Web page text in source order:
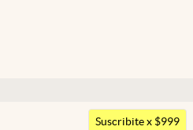
Argentina
Suscribite x $999